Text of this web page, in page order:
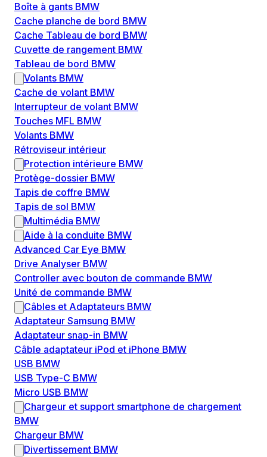
Boîte à gants BMW
Cache planche de bord BMW
Cache Tableau de bord BMW
Cuvette de rangement BMW
Tableau de bord BMW
Volants BMW
Cache de volant BMW
Interrupteur de volant BMW
Touches MFL BMW
Volants BMW
Rétroviseur intérieur
Protection intérieure BMW
Protège-dossier BMW
Tapis de coffre BMW
Tapis de sol BMW
Multimédia BMW
Aide à la conduite BMW
Advanced Car Eye BMW
Drive Analyser BMW
Controller avec bouton de commande BMW
Unité de commande BMW
Câbles et Adaptateurs BMW
Adaptateur Samsung BMW
Adaptateur snap-in BMW
Câble adaptateur iPod et iPhone BMW
USB BMW
USB Type-C BMW
Micro USB BMW
Chargeur et support smartphone de chargement
BMW
Chargeur BMW
Divertissement BMW